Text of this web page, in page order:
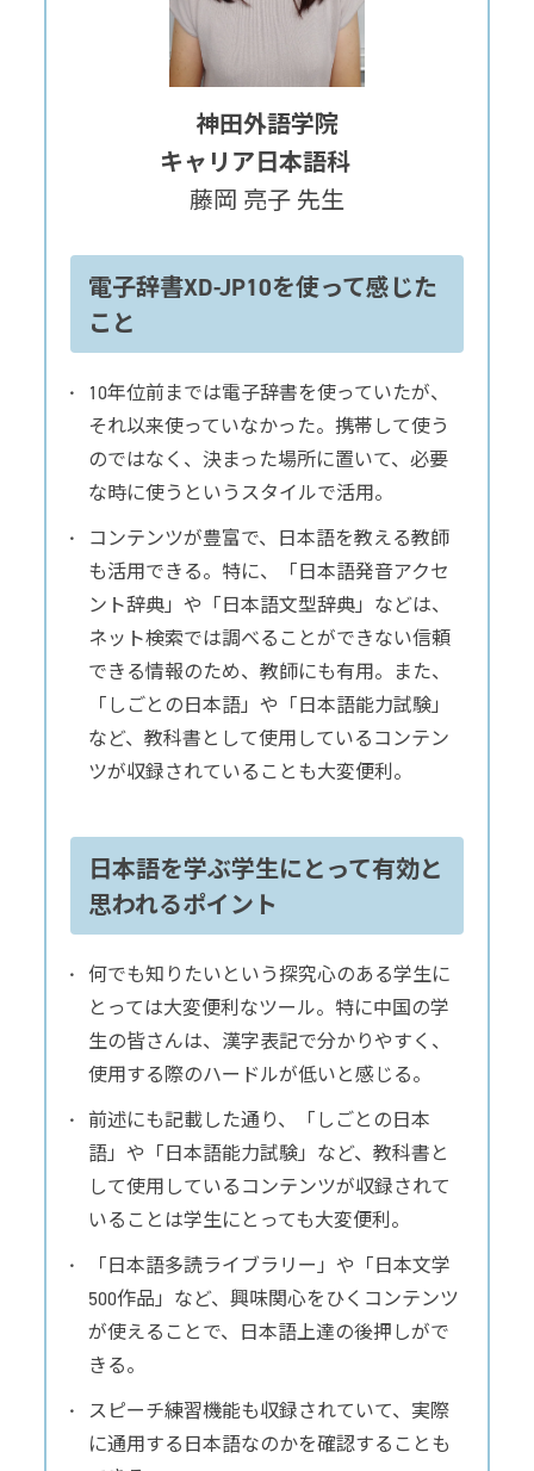
神田外語学院
キャリア日本語科
藤岡 亮子 先生
電子辞書XD-JP10を使って感じた
こと
10年位前までは電子辞書を使っていたが、
それ以来使っていなかった。携帯して使う
のではなく、決まった場所に置いて、必要
な時に使うというスタイルで活用。
コンテンツが豊富で、日本語を教える教師
も活用できる。特に、「日本語発音アクセ
ント辞典」や「日本語文型辞典」などは、
ネット検索では調べることができない信頼
できる情報のため、教師にも有用。また、
「しごとの日本語」や「日本語能力試験」
など、教科書として使用しているコンテン
ツが収録されていることも大変便利。
日本語を学ぶ学生にとって有効と
思われるポイント
何でも知りたいという探究心のある学生に
とっては大変便利なツール。特に中国の学
生の皆さんは、漢字表記で分かりやすく、
使用する際のハードルが低いと感じる。
前述にも記載した通り、「しごとの日本
語」や「日本語能力試験」など、教科書と
して使用しているコンテンツが収録されて
いることは学生にとっても大変便利。
「日本語多読ライブラリー」や「日本文学
500作品」など、興味関心をひくコンテンツ
が使えることで、日本語上達の後押しがで
きる。
スピーチ練習機能も収録されていて、実際
に通用する日本語なのかを確認することも